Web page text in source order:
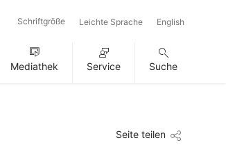
Schriftgröße Leichte Sprache English
Mediathek Service Suche
Seite teilen